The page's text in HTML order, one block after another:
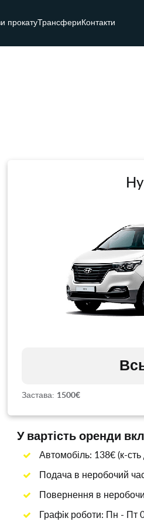
прокату Трансфери Контакти
Застава: 1500€
У вартість оренди
Автомобіль: 138€ (к-сть
Подача в неробочий
Повернення в
Графiк роботи: Пн - Пт